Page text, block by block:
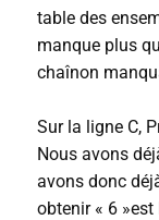
table des
manque plus
chaînon
Sur la ligne C,
Nous avons
avons donc
obtenir « 6 »est